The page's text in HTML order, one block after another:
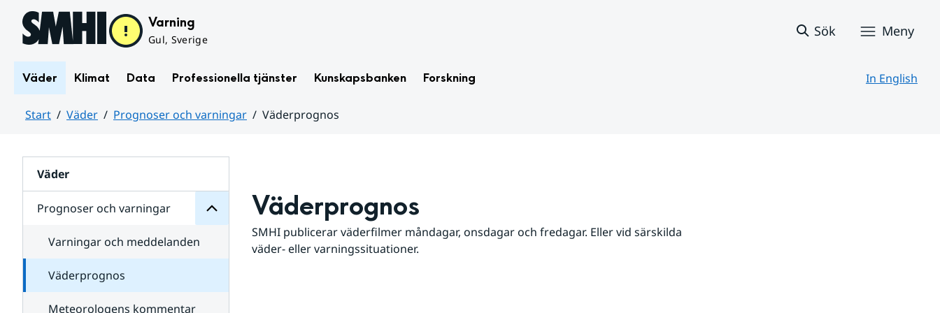
Hoppa till sidans innehåll Varning
Gul, Sverige
Sök Meny
Väder Klimat Data Professionella tjänster Kunskapsbanken Forskning In English
Start Väder Prognoser och varningar
Väderprognos
Väder
Prognoser och varningar
för
varningar
Varningar och meddelanden
Väderprognos
Meteorologens kommentar
Väderprognos
SMHI publicerar väderfilmer måndagar, onsdagar och fredagar. Eller vid särskilda
väder- eller varningssituationer.